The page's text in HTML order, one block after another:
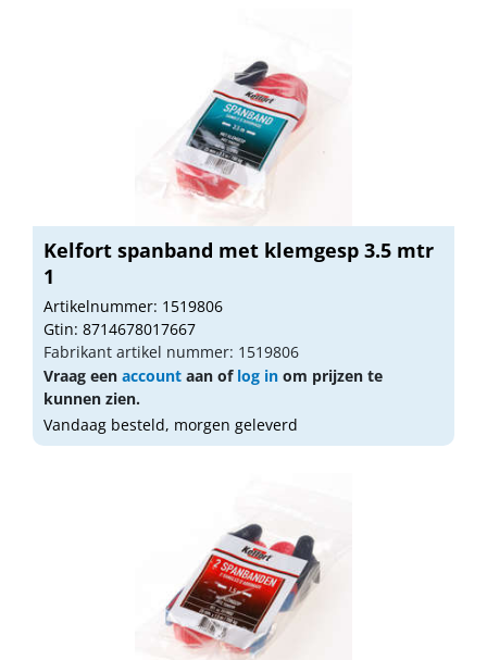
Kelfort spanband met klemgesp 3.5 mtr
1
Artikelnummer: 1519806
Gtin: 8714678017667
Fabrikant artikel nummer: 1519806
Vraag een account aan of log in om prijzen te
kunnen zien.
Vandaag besteld, morgen geleverd